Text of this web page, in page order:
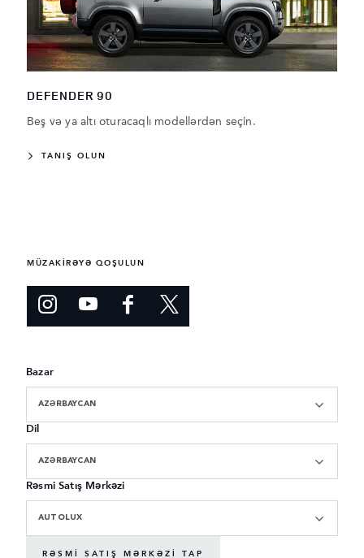
DEFENDER 90
Beş və ya altı oturacaqlı modellərdən seçin.
TANIŞ OLUN
MÜZAKİRƏYƏ QOŞULUN
Bazar
AZƏRBAYCAN
Dil
AZƏRBAYCAN
Rəsmi Satış Mərkəzi
AUTOLUX
RƏSMI SATIŞ MƏRKƏZI TAP